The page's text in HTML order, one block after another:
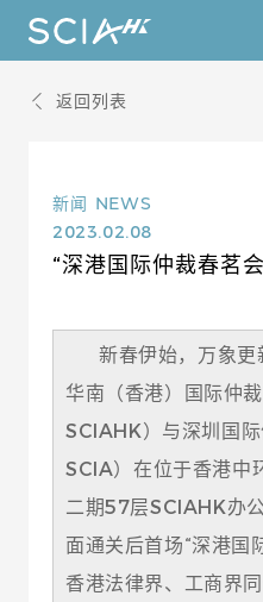
返回列表
新闻 NEWS
2023.02.08
“深港国际仲裁春茗
新春伊始，万象更
华南（香港）国际仲
SCIAHK）与深圳国
SCIA）在位于香港中
二期57层SCIAHK办
面通关后首场“深港国
香港法律界、工商界